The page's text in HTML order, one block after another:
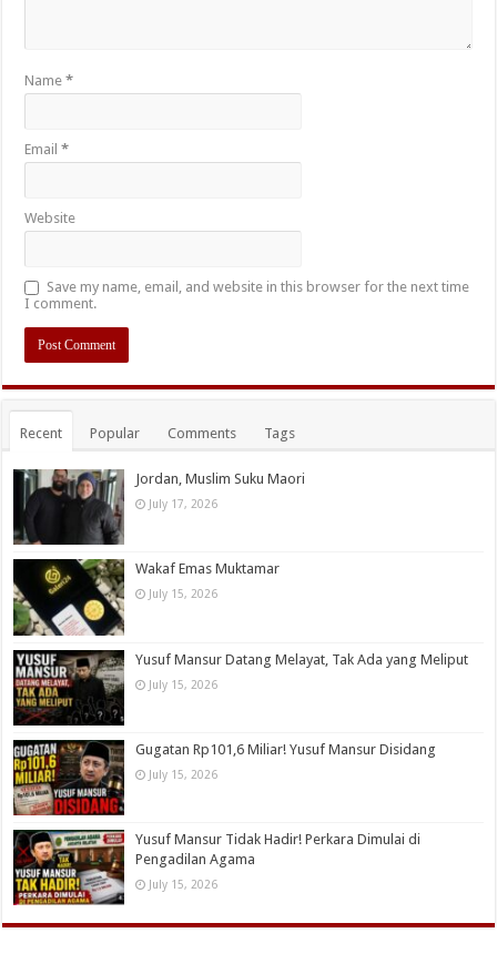
Name*
Email*
Website
Save my name, email, and website in this browser for the next time
I comment.
Recent Popular Comments Tags
Jordan, Muslim Suku Maori
July 17, 2026
Wakaf Emas Muktamar
July 15, 2026
Yusuf Mansur Datang Melayat, Tak Ada yang Meliput
July 15, 2026
Gugatan Rp101,6 Miliar! Yusuf Mansur Disidang
July 15, 2026
Yusuf Mansur Tidak Hadir! Perkara Dimulai di
Pengadilan Agama
July 15, 2026